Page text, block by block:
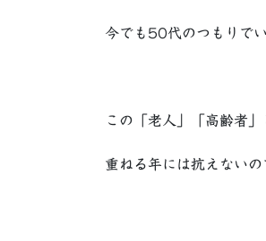
今でも50代のつもりで
この「老人」「高齢者
重ねる年には抗えない